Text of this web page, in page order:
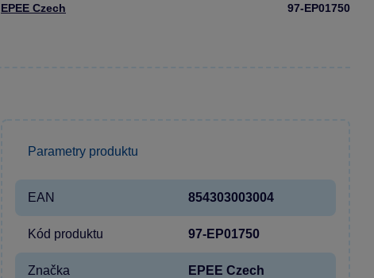
EPEE Czech
97-EP01750
Parametry produktu
EAN 854303003004
Kód produktu 97-EP01750
Značka EPEE Czech